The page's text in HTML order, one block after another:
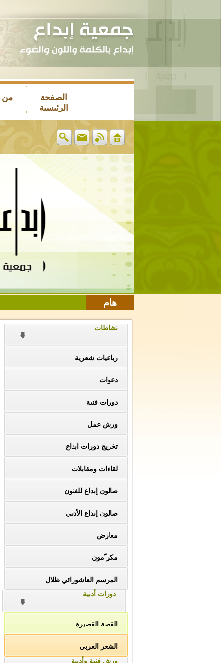
الصفحة
الرئيسية
من
هام
نشاطات
رباعيات شعرية
دعوات
دورات فنية
ورش عمل
تخريج دورات ابداع
لقاءات ومقابلات
صالون إبداع للفنون
صالون إبداع الأدبي
معارض
مكر ّمون
المرسم العاشورائي ظلال
دورات أدبية
القصة القصيرة
الشعر العربي
ورش فنية وأدبية